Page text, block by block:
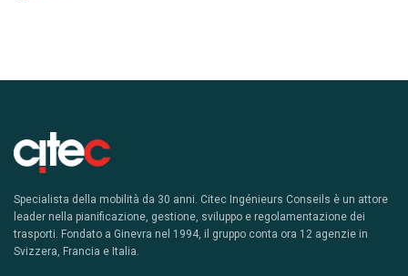
Specialista della mobilità da 30 anni. Citec Ingénieurs Conseils è un attore
leader nella pianificazione, gestione, sviluppo e regolamentazione dei
trasporti. Fondato a Ginevra nel 1994, il gruppo conta ora 12 agenzie in
Svizzera, Francia e Italia.